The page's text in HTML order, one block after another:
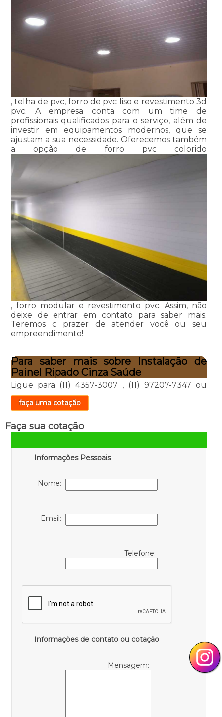
, telha de pvc, forro de pvc liso e revestimento 3d
pvc. A empresa conta com um time de
profissionais qualificados para o serviço, além de
investir em equipamentos modernos, que se
ajustam a sua necessidade. Oferecemos também
a opção de forro pvc colorido
, forro modular e revestimento pvc. Assim, não
deixe de entrar em contato para saber mais.
Teremos o prazer de atender você ou seu
empreendimento!
Para saber mais sobre Instalação de
Painel Ripado Cinza Saúde
Ligue para (11) 4357-3007 , (11) 97207-7347 ou
faça uma cotação
Faça sua cotação
Informações Pessoais
Nome:
Email:
Telefone:
Informações de contato ou cotação
Mensagem: